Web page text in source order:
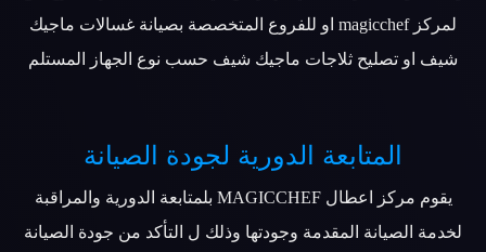
لمركز magicchef او للفروع المتخصصة بصيانة غسالات ماجيك
شيف او تصليح ثلاجات ماجيك شيف حسب نوع الجهاز المستلم
المتابعة الدورية لجودة الصيانة
يقوم مركز اعطال MAGICCHEF بلمتابعة الدورية والمراقبة
لخدمة الصيانة المقدمة وجودتها وذلك ل التأكد من جودة الصيانة